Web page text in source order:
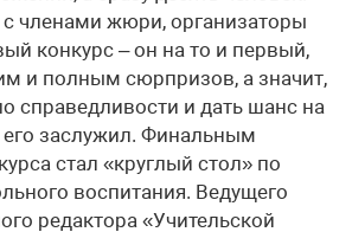
членами жюри, организаторы
конкурс – он на то и первый,
и полным сюрпризов, а значит,
справедливости и дать шанс на
его заслужил. Финальным
стал «круглый стол» по
воспитания. Ведущего
редактора «Учительской